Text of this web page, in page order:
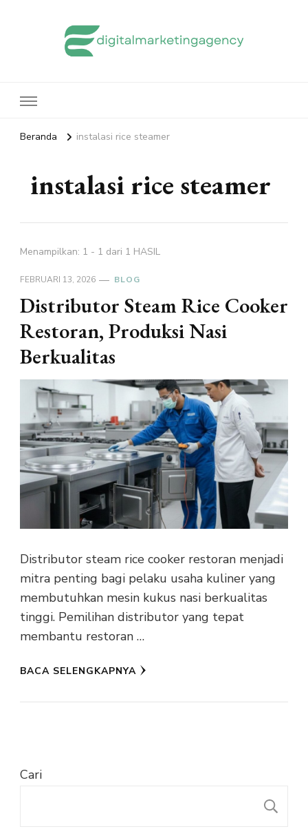
Beranda instalasi rice steamer
instalasi rice steamer
Menampilkan: 1 - 1 dari 1 HASIL
FEBRUARI 13, 2026 BLOG
Distributor Steam Rice Cooker
Restoran, Produksi Nasi
Berkualitas
Distributor steam rice cooker restoran menjadi
mitra penting bagi pelaku usaha kuliner yang
membutuhkan mesin kukus nasi berkualitas
tinggi. Pemilihan distributor yang tepat
membantu restoran …
BACA SELENGKAPNYA
Cari